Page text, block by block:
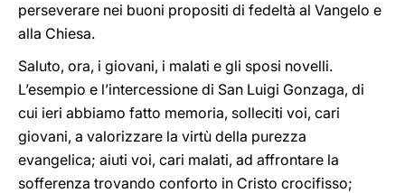
perseverare nei buoni propositi di fedeltà al Vangelo e
alla Chiesa.
Saluto, ora, i giovani, i malati e gli sposi novelli.
L’esempio e l’intercessione di San Luigi Gonzaga, di
cui ieri abbiamo fatto memoria, solleciti voi, cari
giovani, a valorizzare la virtù della purezza
evangelica; aiuti voi, cari malati, ad affrontare la
sofferenza trovando conforto in Cristo crocifisso;